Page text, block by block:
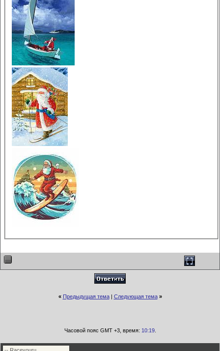
« Предыдущая тема| Следующая тема »
Часовой пояс GMT +3, время: 10:19.